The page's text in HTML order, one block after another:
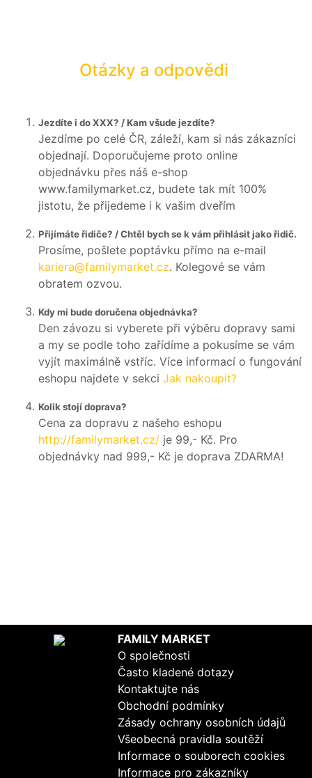
Otázky a odpovědi
Jezdíte i do XXX? / Kam všude jezdíte?
Jezdíme po celé ČR, záleží, kam si nás zákazníci
objednají. Doporučujeme proto online
objednávku přes náš e-shop
www.familymarket.cz, budete tak mít 100%
jistotu, že přijedeme i k vašim dveřím
Přijímáte řidiče? / Chtěl bych se k vám přihlásit jako řidič.
Prosíme, pošlete poptávku přímo na e-mail
kariera@familymarket.cz. Kolegové se vám
obratem ozvou.
Kdy mi bude doručena objednávka?
Den závozu si vyberete při výběru dopravy sami
a my se podle toho zařídíme a pokusíme se vám
vyjít maximálně vstříc. Více informací o fungování
eshopu najdete v sekci Jak nakoupit?
Kolik stojí doprava?
Cena za dopravu z našeho eshopu
http://familymarket.cz/ je 99,- Kč. Pro
objednávky nad 999,- Kč je doprava ZDARMA!
FAMILY MARKET
O společnosti
Často kladené dotazy
Kontaktujte nás
Obchodní podmínky
Zásady ochrany osobních údajů
Všeobecná pravidla soutěží
Informace o souborech cookies
Informace pro zákazníky